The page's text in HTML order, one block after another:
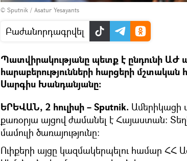
© Sputnik / Asatur Yesayants
Բաժանորդագրվել
Պատվիրակությանը պետք է ընդունի ԱԺ
հարաբերությունների հարցերի
Սարգիս Խանդանյանը։
ԵՐԵՎԱՆ, 2 հուլիսի – Sputnik. Ամերիկացի
քառօրյա այցով ժամանել է Հայաստան:
մամուլի ծառայությունը։
Ուիքերի այցը կազմակերպելու համար